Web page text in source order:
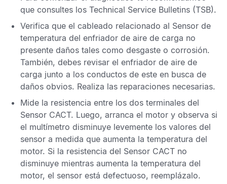
que consultes los Technical Service Bulletins (TSB).
Verifica que el cableado relacionado al Sensor de
temperatura del enfriador de aire de carga no
presente daños tales como desgaste o corrosión.
También, debes revisar el enfriador de aire de
carga junto a los conductos de este en busca de
daños obvios. Realiza las reparaciones necesarias.
Mide la resistencia entre los dos terminales del
Sensor CACT. Luego, arranca el motor y observa si
el multímetro disminuye levemente los valores del
sensor a medida que aumenta la temperatura del
motor. Si la resistencia del Sensor CACT no
disminuye mientras aumenta la temperatura del
motor, el sensor está defectuoso, reemplázalo.